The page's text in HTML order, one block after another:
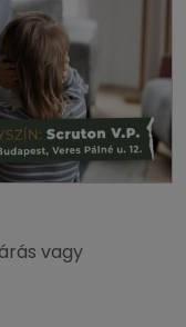
vagy